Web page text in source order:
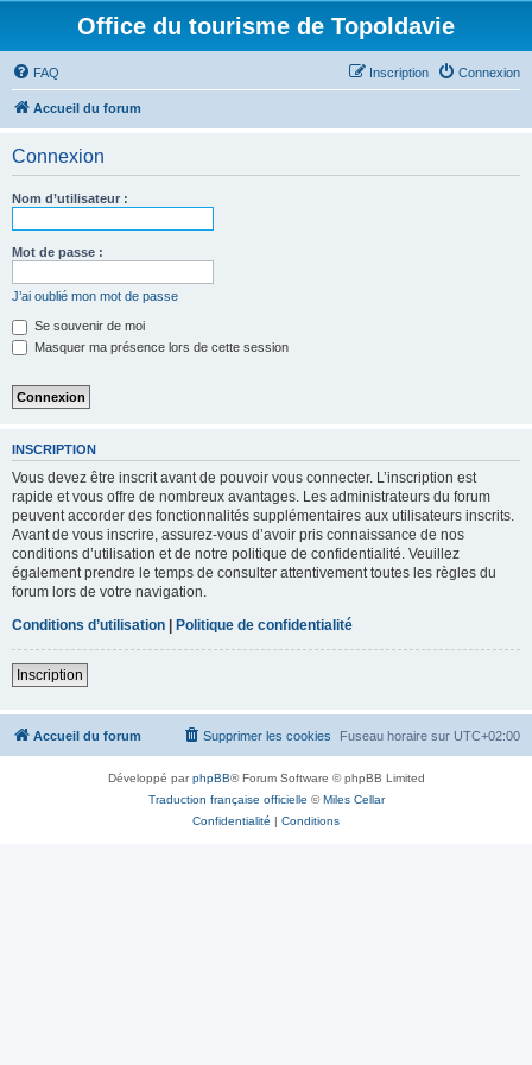
Office du tourisme de Topoldavie
FAQ Connexion
Inscription
Accueil du forum
Connexion
Nom d’utilisateur :
Mot de passe :
J’ai oublié mon mot de passe
Se souvenir de moi
Masquer ma présence lors de cette session
INSCRIPTION
Vous devez être inscrit avant de pouvoir vous connecter. L’inscription est
rapide et vous offre de nombreux avantages. Les administrateurs du forum
peuvent accorder des fonctionnalités supplémentaires aux utilisateurs inscrits.
Avant de vous inscrire, assurez-vous d’avoir pris connaissance de nos
conditions d’utilisation et de notre politique de confidentialité. Veuillez
également prendre le temps de consulter attentivement toutes les règles du
forum lors de votre navigation.
Conditions d’utilisation | Politique de confidentialité
Inscription
Accueil du forum Fuseau horaire sur UTC+02:00
Supprimer les cookies
Développé parphpBB® Forum Software © phpBB Limited
Traduction française officielle ©Miles Cellar
Confidentialité | Conditions